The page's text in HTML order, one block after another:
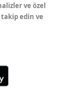
ve özel
edin ve